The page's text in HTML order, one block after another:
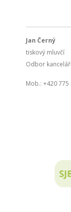
Jan Černý
tiskový mluvčí
Odbor
Mob.: +420